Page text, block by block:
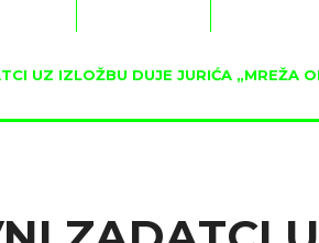
UZ IZLOŽBU DUJE JURIĆA „MREŽA